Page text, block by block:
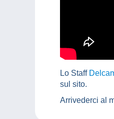
Lo Staff
sul sito.
Arrivederci al